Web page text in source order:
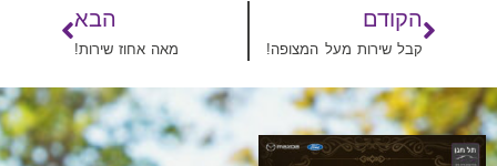
הקודם
קבל שירות מעל המצופה!
הבא
מאה אחוז שירות!